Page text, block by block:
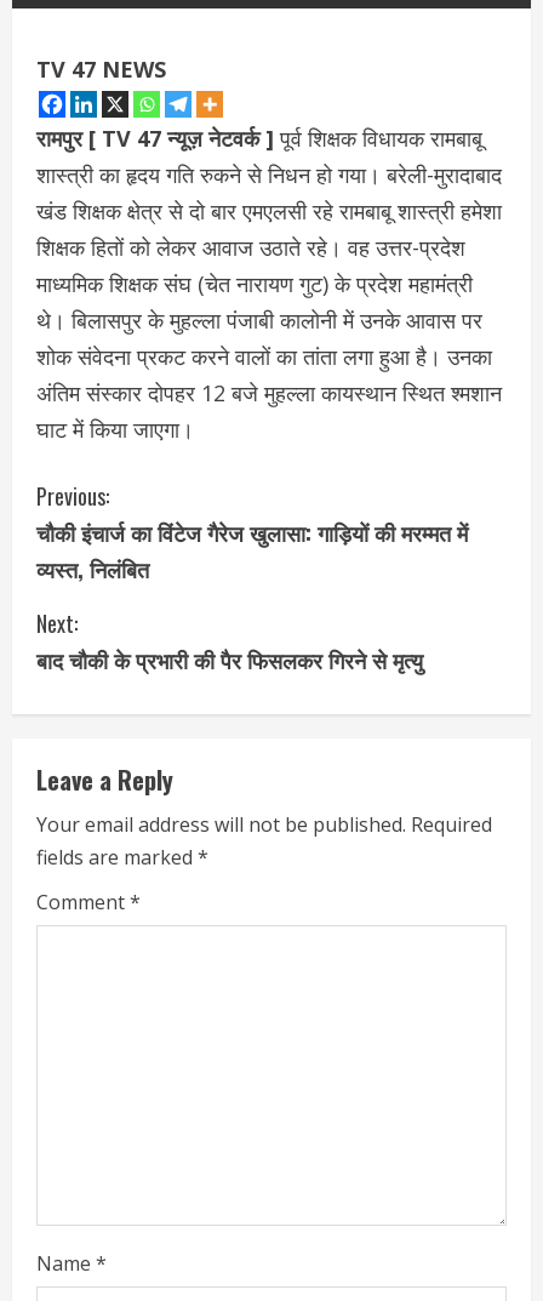
TV 47 NEWS
रामपुर [ TV 47 न्यूज़ नेटवर्क ]पूर्व शिक्षक विधायक रामबाबू
शास्त्री का हृदय गति रुकने से निधन हो गया। बरेली-मुरादाबाद
खंड शिक्षक क्षेत्र से दो बार एमएलसी रहे रामबाबू शास्त्री हमेशा
शिक्षक हितों को लेकर आवाज उठाते रहे। वह उत्तर-प्रदेश
माध्यमिक शिक्षक संघ (चेत नारायण गुट) के प्रदेश महामंत्री
थे। बिलासपुर के मुहल्ला पंजाबी कालोनी में उनके आवास पर
शोक संवेदना प्रकट करने वालों का तांता लगा हुआ है। उनका
अंतिम संस्कार दोपहर 12 बजे मुहल्ला कायस्थान स्थित श्मशान
घाट में किया जाएगा।
C
o
n
t
i
n
u
e
R
g
Previous:
चौकी इंचार्ज का विंटेज गैरेज खुलासा: गाड़ियों की मरम्मत में
व्यस्त, निलंबित
Next:
बाद चौकी के प्रभारी की पैर फिसलकर गिरने से मृत्यु
Leave a Reply
Your email address will not be published. Required
fields are marked *
Comment*
Name *